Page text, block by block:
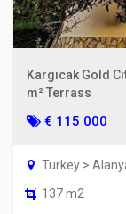
Kargıcak Gold
m² Terrass
€ 115 000
Turkey >
137 m2